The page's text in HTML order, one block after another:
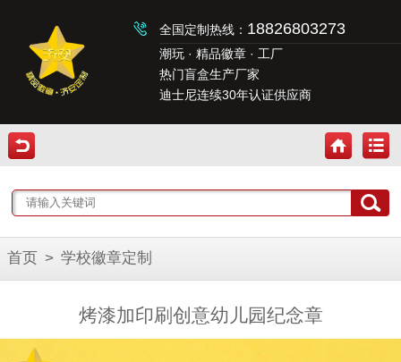
全国定制热线： 18826803273
潮玩 · 精品徽章 · 工厂
热门盲盒生产厂家
迪士尼连续30年认证供应商
首页 > 学校徽章定制
烤漆加印刷创意幼儿园纪念章